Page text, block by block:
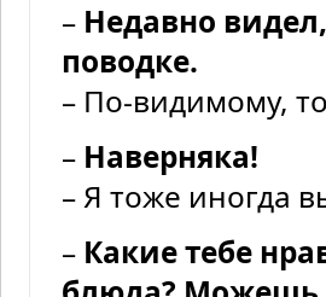
– Недавно
поводке.
– По-видимому,
– Наверняка!
– Я тоже иногда
– Какие тебе